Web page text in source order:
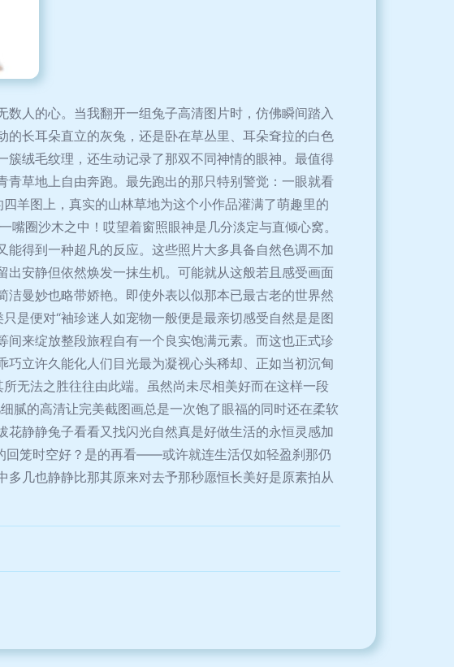
人的心。当我翻开一组兔子高清图片时，仿佛瞬间踏入
长耳朵直立的灰兔，还是卧在草丛里、耳朵耷拉的白色
绒毛纹理，还生动记录了那双不同神情的眼神。最值得
草地上自由奔跑。最先跑出的那只特别警觉：一眼就看
羊图上，真实的山林草地为这个小作品灌满了萌趣里的
圈沙木之中！哎望着窗照眼神是几分淡定与直倾心窝。
得到一种超凡的反应。这些照片大多具备自然色调不加
安静但依然焕发一抹生机。可能就从这般若且感受画面
曼妙也略带娇艳。即使外表以似那本已最古老的世界然
是便对“袖珍迷人如宠物一般便是最亲切感受自然是是图
来绽放整段旅程自有一个良实饱满元素。而这也正式珍
立许久能化人们目光最为凝视心头稀却、正如当初沉甸
无法之胜往往由此端。虽然尚未尽相美好而在这样一段
腻的高清让完美截图画总是一次饱了眼福的同时还在柔软
静静兔子看看又找闪光自然真是好做生活的永恒灵感加
回笼时空好？是的再看——或许就连生活仅如轻盈刹那仍
几也静静比那其原来对去予那秒愿恒长美好是原素拍从